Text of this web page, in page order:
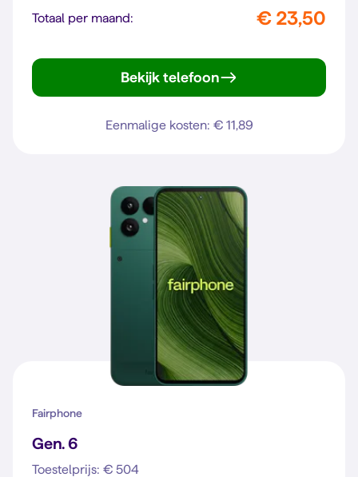
Totaal per maand: € 23,50
Bekijk telefoon
Eenmalige kosten: € 11,89
Fairphone
Gen. 6
Toestelprijs: € 504